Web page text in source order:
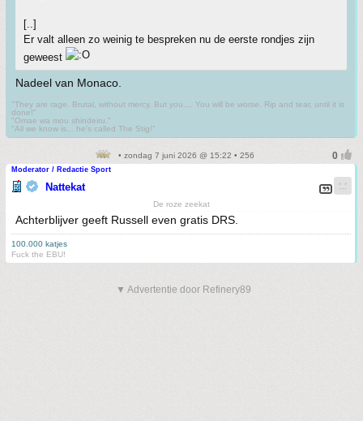
[..]
Er valt alleen zo weinig te bespreken nu de eerste rondjes zijn
geweest
Nadeel van Monaco.
"They are rage. Brutal, without mercy. But you.... You will be worse. Rip and tear, until it is
done!"
"Omae wa mou shindeiru."
"All we know is... he's called The Stig!"
• zondag 7 juni 2026 @ 15:22 • 256
Moderator / Redactie Sport
Nattekat
De roze zeekat
Achterblijver geeft Russell even gratis DRS.
100.000 katjes
Fuck the EBU!
▼ Advertentie door Refinery89